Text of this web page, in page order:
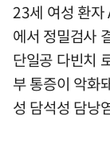
23세 여성 환자
에서 정밀검사
단일공 다빈치
부 통증이 악화
성 담석성 담낭